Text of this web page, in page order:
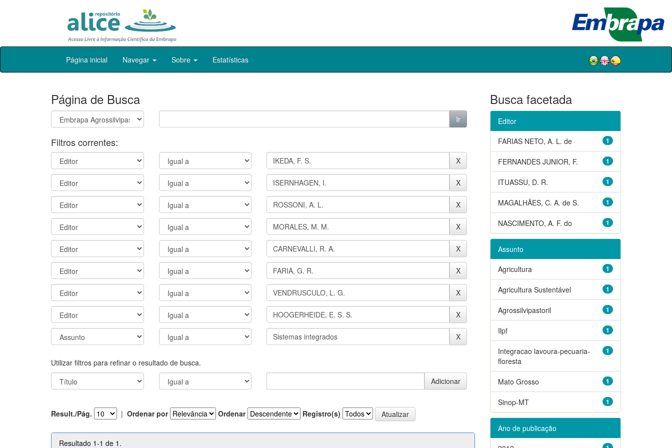
Skip
Página inicial Navegar Sobre Estatísticas
Página de Busca
Filtros correntes:
Utilizar filtros para refinar o resultado de busca.
Result./Pág. | Ordenar por Ordenar Registro(s)
Resultado 1-1 de 1.
Busca facetada
Editor
1
FARIAS NETO, A. L. de
1
FERNANDES JUNIOR, F.
1
ITUASSU, D. R.
1
MAGALHÃES, C. A. de S.
1
NASCIMENTO, A. F. do
Assunto
1
Agricultura
1
Agricultura Sustentável
1
Agrossilvipastoril
1
Ilpf
1
Integracao lavoura-pecuaria-
floresta
1
Mato Grosso
1
Sinop-MT
Ano de publicação